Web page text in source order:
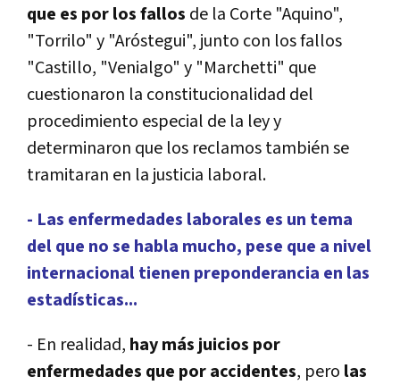
que es por los fallos de la Corte "Aquino",
"Torrilo" y "Aróstegui", junto con los fallos
"Castillo, "Venialgo" y "Marchetti" que
cuestionaron la constitucionalidad del
procedimiento especial de la ley y
determinaron que los reclamos también se
tramitaran en la justicia laboral.
- Las enfermedades laborales es un tema
del que no se habla mucho, pese que a nivel
internacional tienen preponderancia en las
estadísticas...
- En realidad, hay más juicios por
enfermedades que por accidentes, pero las